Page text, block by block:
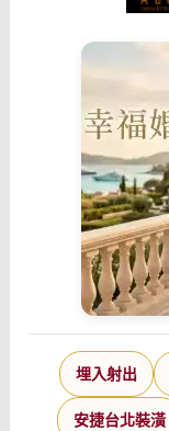
埋入射出
安捷台北裝潢